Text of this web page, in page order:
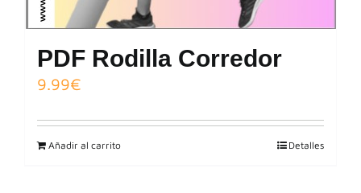
PDF Rodilla Corredor
9.99€
Añadir al carrito Detalles